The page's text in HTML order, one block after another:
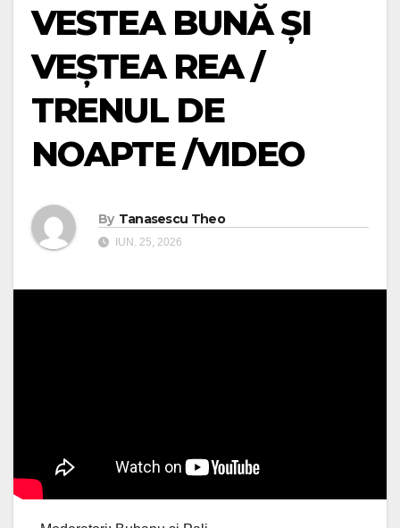
VESTEA BUNĂ ȘI
VEȘTEA REA /
TRENUL DE
NOAPTE /VIDEO
By Tanasescu Theo
IUN. 25, 2026